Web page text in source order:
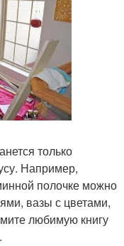
только
Например,
полочке можно
вазы с цветами,
любимую книгу